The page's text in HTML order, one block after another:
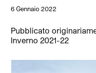
6 Gennaio 2022
Pubblicato
Inverno 2021-22